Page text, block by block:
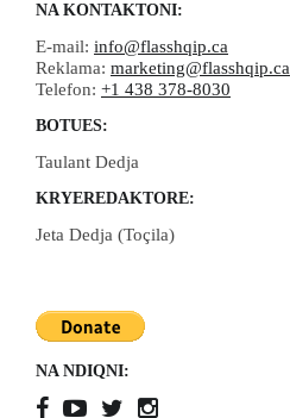
NA KONTAKTONI:
E-mail: info@flasshqip.ca
Reklama: marketing@flasshqip.ca
Telefon: +1 438 378-8030
BOTUES:
Taulant Dedja
KRYEREDAKTORE:
Jeta Dedja (Toçila)
NA NDIQNI: